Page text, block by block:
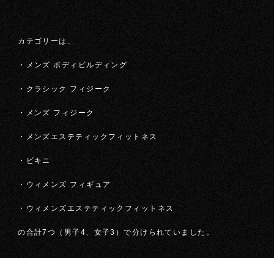
カテゴリーは、
・メンズ ボディビルディング
・クラシック フィジーク
・メンズ フィジーク
・メンズエステティックフィットネス
・ビキニ
・ウィメンズ フィギュア
・ウィメンズエステティックフィットネス
の合計7つ（男子4、女子3）で分けられていました。